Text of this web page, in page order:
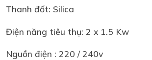
Thanh đốt: Silica
Điện năng tiêu thụ: 2 x 1.5 Kw
Nguồn điện : 220 / 240v